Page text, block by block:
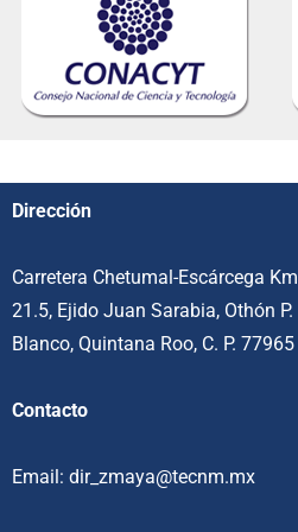
Dirección
Carretera Chetumal-Escárcega Km
21.5, Ejido Juan Sarabia, Othón P.
Blanco, Quintana Roo, C. P. 77965
Contacto
Email: dir_zmaya@tecnm.mx